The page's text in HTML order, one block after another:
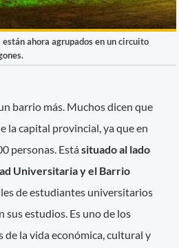
están ahora agrupados en un circuito
barrio más. Muchos dicen que
la capital provincial, ya que en
personas. Estásituado al lado
Universitaria y el Barrio
de estudiantes universitarios
sus estudios. Es uno de los
de la vida económica, cultural y